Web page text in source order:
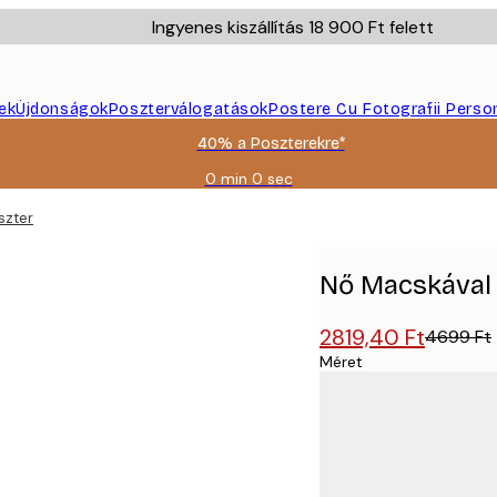
Ingyenes kiszállítás 18 900 Ft felett
ÚjdonságokPoszterválogatásokPostere Cu Fotografii
40% a Poszterekre*
0 min 0 sec
Érvényes:
Nő
2819,40 Ft4699 Ft
Méret